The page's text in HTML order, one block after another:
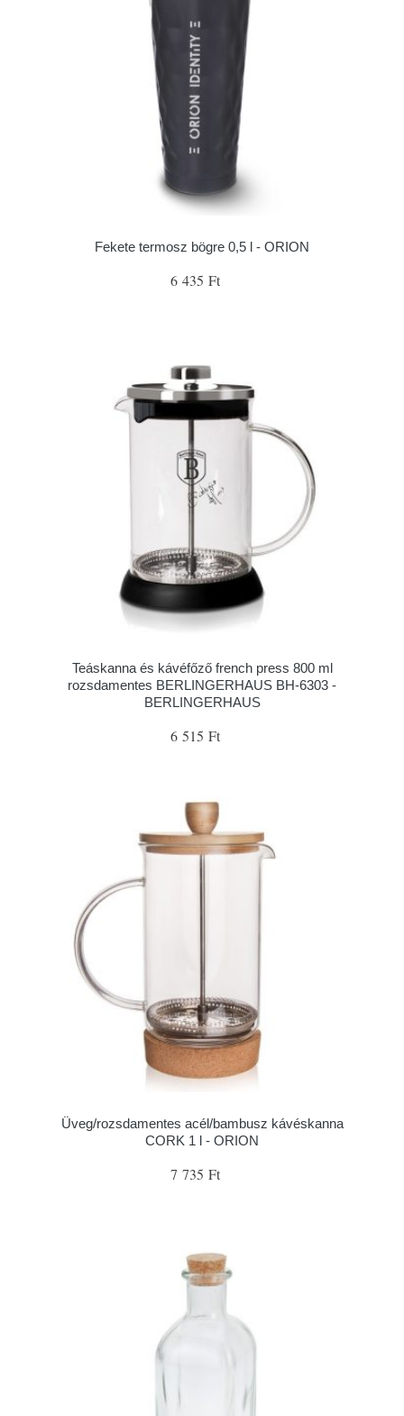
Fekete termosz bögre 0,5 l - ORION
6 435 Ft
Teáskanna és kávéfőző french press 800 ml
rozsdamentes BERLINGERHAUS BH-6303 -
BERLINGERHAUS
6 515 Ft
Üveg/rozsdamentes acél/bambusz kávéskanna
CORK 1 l - ORION
7 735 Ft